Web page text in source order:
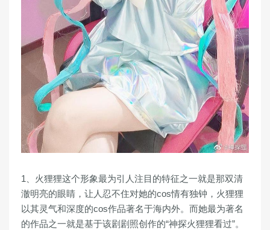
1、火狸狸这个形象最为引人注目的特征之一就是那双清
澈明亮的眼睛，让人忍不住对她的cos情有独钟，火狸狸
以其灵气和深度的cos作品著名于海内外。而她最为著名
的作品之一就是基于该剧剧照创作的“神探火狸狸看过”。